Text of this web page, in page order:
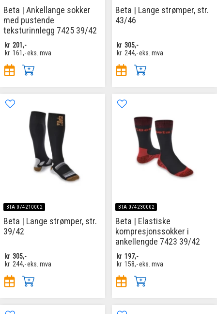
Beta | Ankellange sokker
med pustende
teksturinnlegg 7425 39/42
kr 201,-
kr 161,-eks. mva
Beta | Lange strømper, str.
43/46
kr 305,-
kr 244,-eks. mva
BTA-074210002
Beta | Lange strømper, str.
39/42
kr 305,-
kr 244,-eks. mva
BTA-074230002
Beta | Elastiske
kompresjonssokker i
ankellengde 7423 39/42
kr 197,-
kr 158,-eks. mva